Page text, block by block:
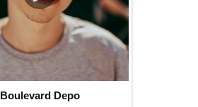
Boulevard Depo